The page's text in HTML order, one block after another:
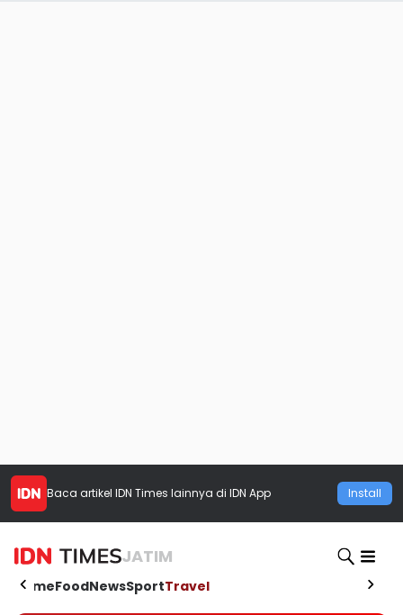
Baca artikel IDN Times lainnya di IDN App Install
JATIM
HomeFoodNewsSportTravel